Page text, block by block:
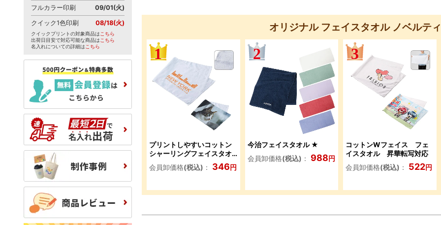
オリジナル フェイスタオル ノベルテ
プリントしやすいコットン
シャーリングフェイスタオ
ル ホワイト
会員卸価格(税込) ： 346円
今治フェイスタオル ★
会員卸価格(税込) ： 988円
コットンWフェイス フェ
イスタオル 昇華転写対応
会員卸価格(税込) ： 522円
フルカラー印刷 09/01(火)
クイック1色印刷 08/18(火)
クイックプリントの対象商品は こちら
出荷日目安で対応可能な商品は こちら
名入れについての詳細は こちら